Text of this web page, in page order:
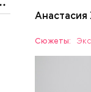
Сюжеты:
Дыня